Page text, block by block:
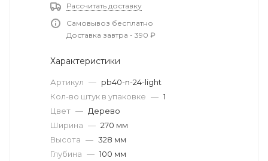
Рассчитать доставку
Самовывоз бесплатно
Доставка завтра - 390 ₽
Характеристики
Артикул — pb40-n-24-light
Кол-во штук в упаковке — 1
Цвет — Дерево
Ширина — 270 мм
Высота — 328 мм
Глубина — 100 мм